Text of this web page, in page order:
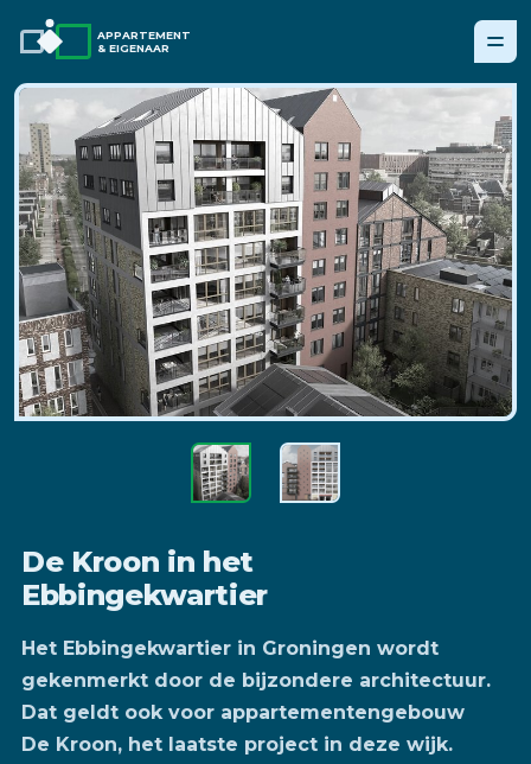
APPARTEMENT
& EIGENAAR
De Kroon in het
Ebbingekwartier
Het Ebbingekwartier in Groningen wordt
gekenmerkt door de bijzondere architectuur.
Dat geldt ook voor appartementengebouw
De Kroon, het laatste project in deze wijk.